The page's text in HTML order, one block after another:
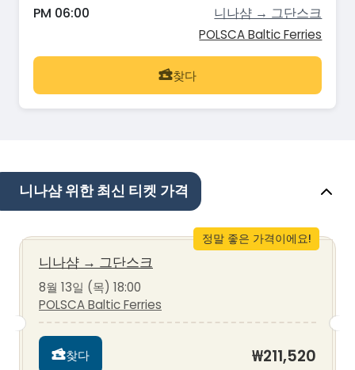
PM 06:00 니나샴 → 그단스크
POLSCA Baltic Ferries
찾다
니나샴 위한 최신 티켓 가격
정말 좋은 가격이에요!
니나샴 → 그단스크
8월 13일 (목) 18:00
POLSCA Baltic Ferries
찾다 ₩211,520